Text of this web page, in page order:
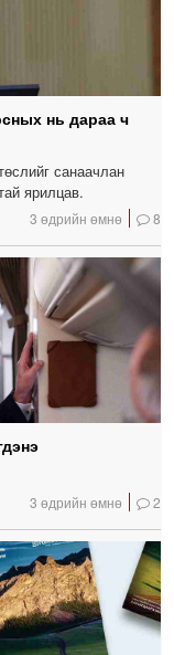
нь дараа ч
санаачлан
ярилцав.
3 өдрийн өмнө 8
3 өдрийн өмнө 2